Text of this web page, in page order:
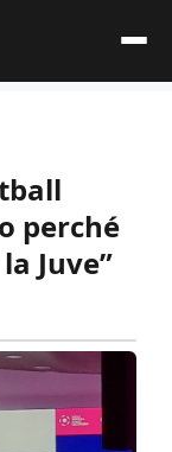
perché
Juve”